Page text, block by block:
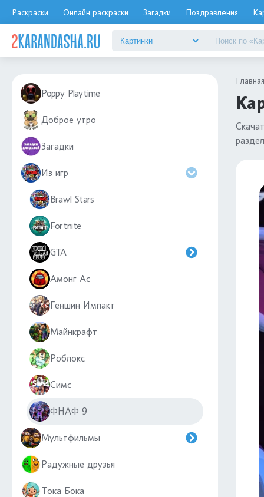
Раскраски Онлайн раскраски Загадки Поздравления
Poppy Playtime
Доброе утро
Загадки
Из игр
Brawl Stars
Fortnite
GTA
Амонг Ас
Геншин Импакт
Майнкрафт
Роблокс
Симс
ФНАФ 9
Мультфильмы
Радужные друзья
Тока Бока
Главная